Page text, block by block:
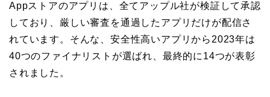
Appストアのアプリは、全てアップル社が検証して承認
しており、厳しい審査を通過したアプリだけが配信さ
れています。そんな、安全性高いアプリから2023年は
40つのファイナリストが選ばれ、最終的に14つが表彰
されました。